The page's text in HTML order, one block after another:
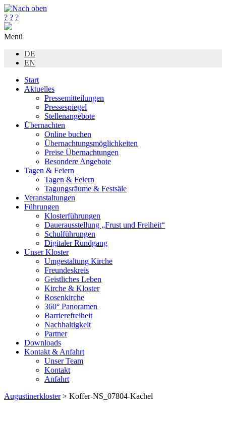
? ? ?
Menü
DE
EN
Start
Aktuelles
Pressemitteilungen
Pressespiegel
Stellenangebote
Übernachten
Online buchen
Übernachtungsmöglichkeiten
Preise Übernachtungen
Besondere Angebote
Tagen & Feiern
Tagen & Feiern
Tagungsräume & Festsäle
Veranstaltungen
Führungen
Klosterführungen
Dauerausstellung „Frust und Freiheit“
Schulführungen
Digitaler Rundgang
Unser Kloster
Umgestaltung Kirche
Freundeskreis
Geistliches Leben
Kirche & Kloster
Rosenkirche
360° Panoramen
Barrierefreiheit
Nachhaltigkeit
Partner
Downloads
Kontakt & Anfahrt
Unser Team
Kontakt
Anfahrt
Augustinerkloster> Koffer-NS_07804-Kachel